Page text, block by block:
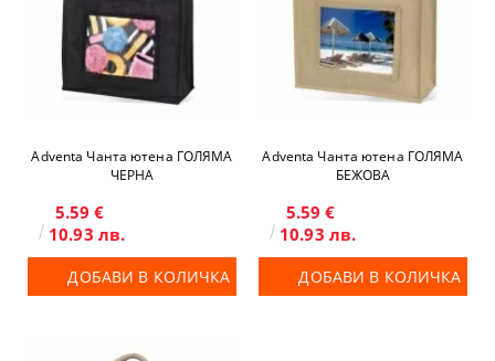
Adventa Чанта ютена ГОЛЯМА
ЧЕРНА
5.59 €
10.93 лв.
ДОБАВИ В КОЛИЧКА
Adventa Чанта ютена ГОЛЯМА
БЕЖОВА
5.59 €
10.93 лв.
ДОБАВИ В КОЛИЧКА